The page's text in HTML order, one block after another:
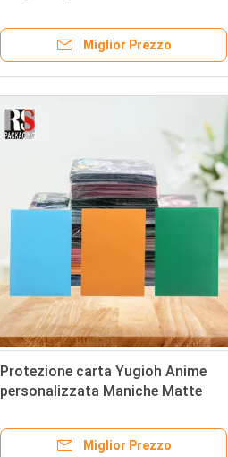
Miglior Prezzo
Protezione carta Yugioh Anime
personalizzata Maniche Matte
Miglior Prezzo